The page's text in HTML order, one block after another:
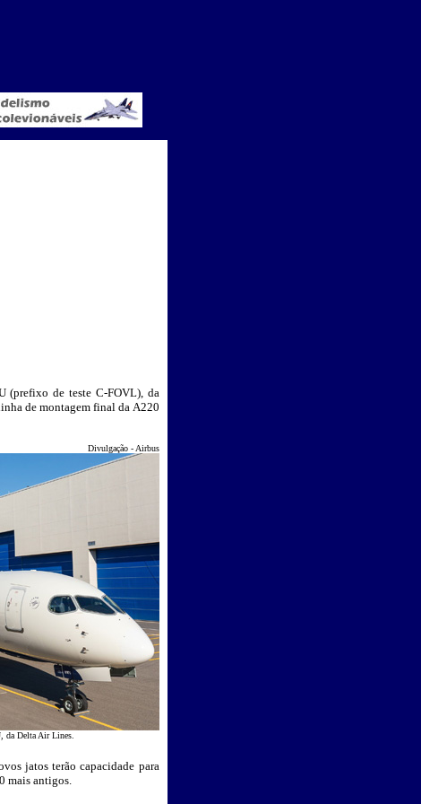
(prefixo de teste C-FOVL), da
de montagem final da A220
Divulgação - Airbus
da Delta Air Lines
jatos terão capacidade para
mais antigos.